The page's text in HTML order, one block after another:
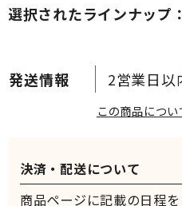
2営業日以
選択されたラインナップ
この商品につ
決済・配送について
商品ページに記載の日程を